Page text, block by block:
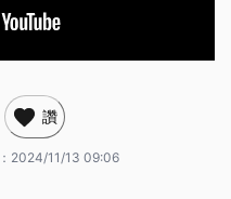
讚
2024/11/13 09:06